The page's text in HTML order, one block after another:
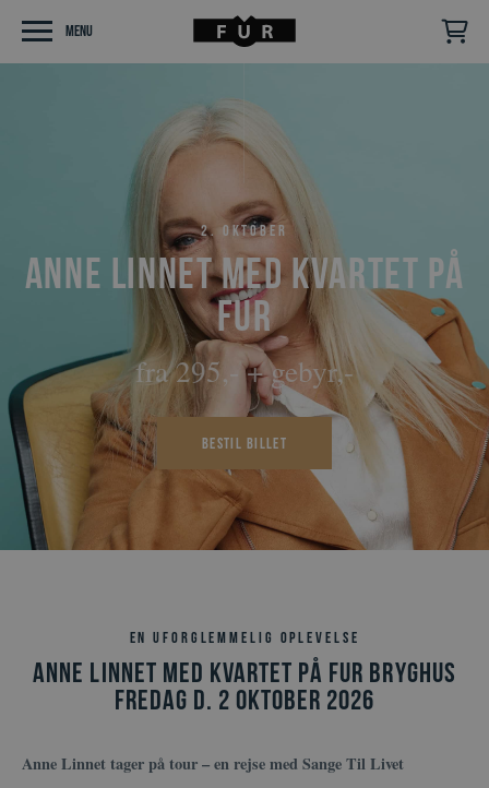
Menu
Se åbningstider
Følg os
2. oktober
Anne Linnet med kvartet på
Fur
fra 295,- + gebyr,-
Bestil billet
En uforglemmelig oplevelse
Anne Linnet med kvartet på Fur Bryghus
fredag d. 2 oktober 2026
Anne Linnet tager på tour – en rejse med Sange Til Livet